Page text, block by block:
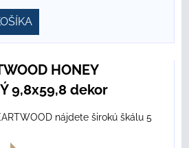
HONEY
9,8x59,8 dekor
nájdete širokú škálu 5